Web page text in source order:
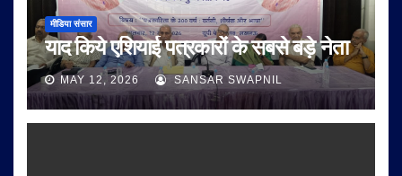
मीडिया संसार
याद किये एशियाई पत्रकारों के सबसे बड़े नेता
MAY 12, 2026 SANSAR SWAPNIL